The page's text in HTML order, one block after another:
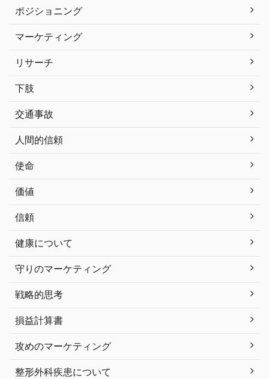
ポジショニング
マーケティング
リサーチ
下肢
交通事故
人間的信頼
使命
価値
信頼
健康について
守りのマーケティング
戦略的思考
損益計算書
攻めのマーケティング
整形外科疾患について